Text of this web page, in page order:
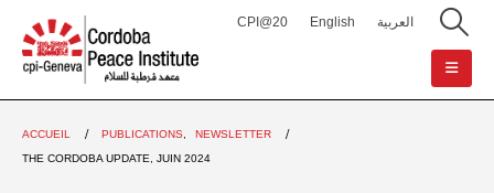
CPI@20 English العربية
ACCUEIL PUBLICATIONS
NEWSLETTER
THE CORDOBA UPDATE, JUIN 2024